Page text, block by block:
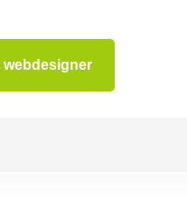
webdesigner